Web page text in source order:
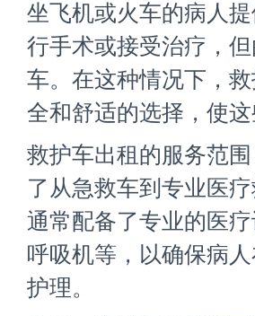
坐飞机或火车的病人
行手术或接受治疗，
车。在这种情况下，
全和舒适的选择，使
救护车出租的服务范
了从急救车到专业医
通常配备了专业的医
呼吸机等，以确保病
护理。